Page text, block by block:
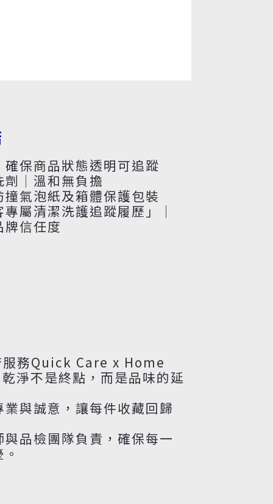
保商品狀態透明可追蹤
｜溫和無負擔
氣泡紙及箱體保護包裝
屬清潔洗護追蹤履歷」｜
信任度
服務Quick Care x Home
淨不是終點，而是品味的延
與誠意，讓每件收藏回歸
品檢團隊負責，確保每一